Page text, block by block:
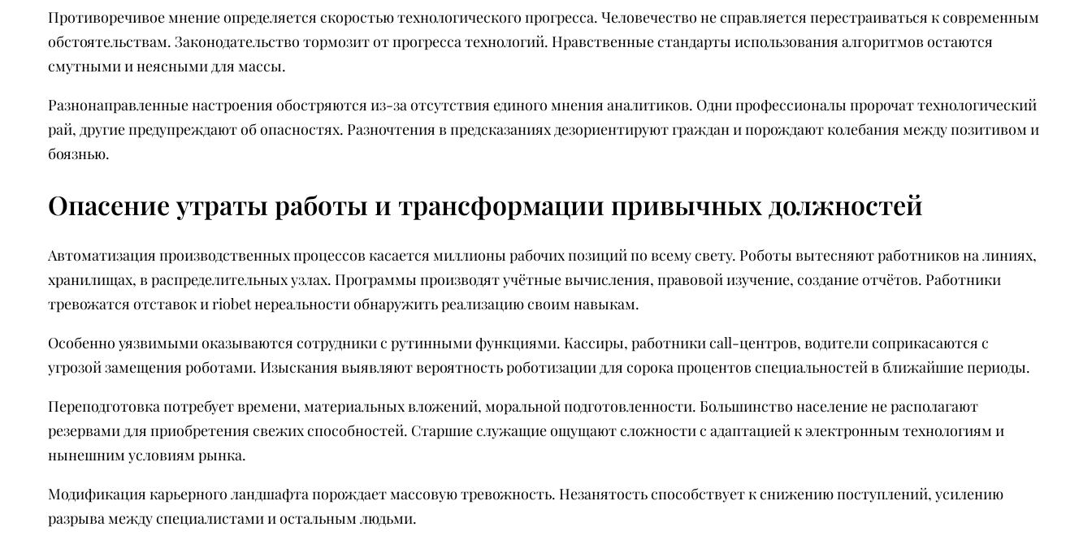
Противоречивое мнение определяется скоростью технологического прогресса. Человечество не справляется перестраиваться к современным
обстоятельствам. Законодательство тормозит от прогресса технологий. Нравственные стандарты использования алгоритмов остаются
смутными и неясными для массы.
Разнонаправленные настроения обостряются из-за отсутствия единого мнения аналитиков. Одни профессионалы пророчат технологический
рай, другие предупреждают об опасностях. Разночтения в предсказаниях дезориентируют граждан и порождают колебания между позитивом и
боязнью.
Опасение утраты работы и трансформации привычных должностей
Автоматизация производственных процессов касается миллионы рабочих позиций по всему свету. Роботы вытесняют работников на линиях,
хранилищах, в распределительных узлах. Программы производят учётные вычисления, правовой изучение, создание отчётов. Работники
тревожатся отставок и riobet нереальности обнаружить реализацию своим навыкам.
Особенно уязвимыми оказываются сотрудники с рутинными функциями. Кассиры, работники call-центров, водители соприкасаются с
угрозой замещения роботами. Изыскания выявляют вероятность роботизации для сорока процентов специальностей в ближайшие периоды.
Переподготовка потребует времени, материальных вложений, моральной подготовленности. Большинство население не располагают
резервами для приобретения свежих способностей. Старшие служащие ощущают сложности с адаптацией к электронным технологиям и
нынешним условиям рынка.
Модификация карьерного ландшафта порождает массовую тревожность. Незанятость способствует к снижению поступлений, усилению
разрыва между специалистами и остальным людьми.